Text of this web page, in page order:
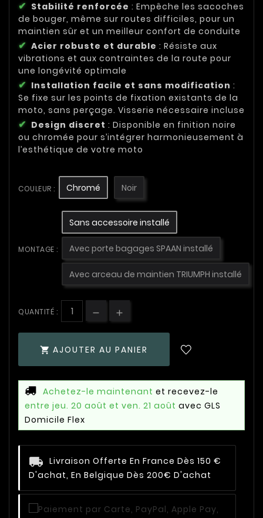
Stabilité renforcée : Empêche les sacoches
de bouger, même sur routes difficiles, pour un
maintien sûr et un meilleur confort de conduite
Acier robuste et durable : Résiste aux
vibrations et aux contraintes de la route pour
une longévité optimale
Installation facile et sans modification :
Se fixe sur les points de fixation existants de la
moto, sans perçage. Visserie nécessaire incluse
Design discret : Disponible en finition noire
ou chromée pour s’intégrer harmonieusement à
l’esthétique de votre moto
COULEUR : Chromé Noir
MONTAGE :
Sans accessoire installé
Avec porte bagages SPAAN installé
Avec arceau de maintien TRIUMPH installé
QUANTITÉ :
 AJOUTER AU PANIER
Achetez-le maintenant et recevez-le
entre jeu. 20 août et ven. 21 août avec GLS
Domicile Flex
Livraison Offerte En France Dès 150 €
D'achat, En Belgique Dès 200€ D'achat